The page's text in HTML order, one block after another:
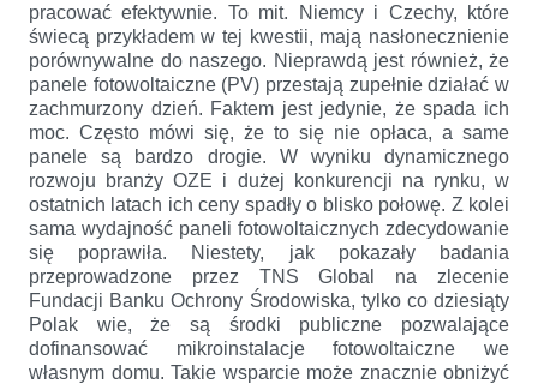
pracować efektywnie. To mit. Niemcy i Czechy, które
świecą przykładem w tej kwestii, mają nasłonecznienie
porównywalne do naszego. Nieprawdą jest również, że
panele fotowoltaiczne (PV) przestają zupełnie działać w
zachmurzony dzień. Faktem jest jedynie, że spada ich
moc. Często mówi się, że to się nie opłaca, a same
panele są bardzo drogie. W wyniku dynamicznego
rozwoju branży OZE i dużej konkurencji na rynku, w
ostatnich latach ich ceny spadły o blisko połowę. Z kolei
sama wydajność paneli fotowoltaicznych zdecydowanie
się poprawiła. Niestety, jak pokazały badania
przeprowadzone przez TNS Global na zlecenie
Fundacji Banku Ochrony Środowiska, tylko co dziesiąty
Polak wie, że są środki publiczne pozwalające
dofinansować mikroinstalacje fotowoltaiczne we
własnym domu. Takie wsparcie może znacznie obniżyć